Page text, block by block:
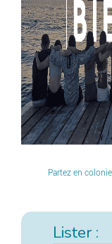
Partez en
Lister :